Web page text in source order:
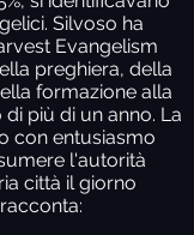
Silvoso ha
Evangelism
preghiera, della
formazione alla
più di un anno. La
con entusiasmo
l'autorità
città il giorno